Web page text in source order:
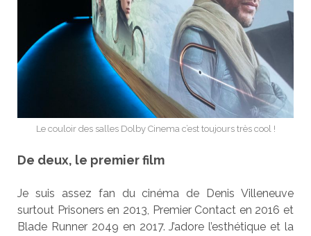
Le couloir des salles Dolby Cinema c’est toujours très cool !
De deux, le premier film
Je suis assez fan du cinéma de Denis Villeneuve
surtout Prisoners en 2013, Premier Contact en 2016 et
Blade Runner 2049 en 2017. J’adore l’esthétique et la